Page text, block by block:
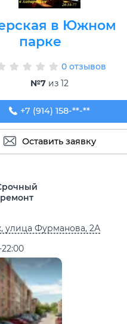
в Южном
парке
0 отзывов
№7 из 12
+7 (914) 158-14-77
+7 (914) 158-**-**
Оставить заявку
ремонт
улица Фурманова, 2А